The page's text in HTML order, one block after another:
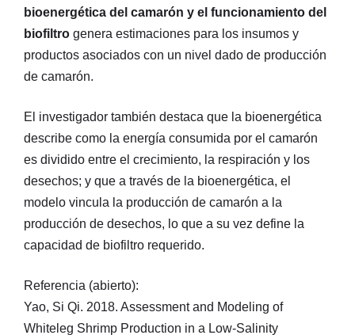
bioenergética del camarón y el funcionamiento del
biofiltro genera estimaciones para los insumos y
productos asociados con un nivel dado de producción
de camarón.
El investigador también destaca que la bioenergética
describe como la energía consumida por el camarón
es dividido entre el crecimiento, la respiración y los
desechos; y que a través de la bioenergética, el
modelo vincula la producción de camarón a la
producción de desechos, lo que a su vez define la
capacidad de biofiltro requerido.
Referencia (abierto):
Yao, Si Qi. 2018. Assessment and Modeling of
Whiteleg Shrimp Production in a Low-Salinity